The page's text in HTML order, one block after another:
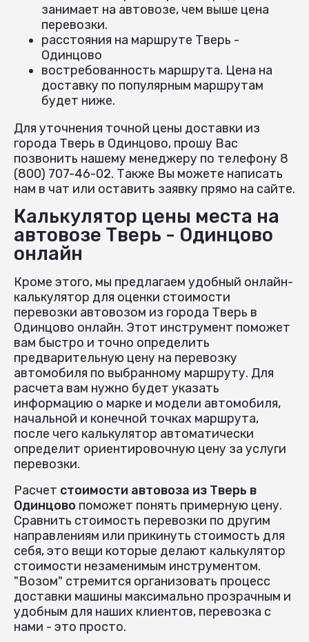
занимает на автовозе, чем выше цена
перевозки.
расстояния на маршруте Тверь -
Одинцово
востребованность маршрута. Цена на
доставку по популярным маршрутам
будет ниже.
Для уточнения точной цены доставки из
города Тверь в Одинцово, прошу Вас
позвонить нашему менеджеру по телефону 8
(800) 707-46-02. Также Вы можете написать
нам в чат или оставить заявку прямо на сайте.
Калькулятор цены места на
автовозе Тверь - Одинцово
онлайн
Кроме этого, мы предлагаем удобный онлайн-
калькулятор для оценки стоимости
перевозки автовозом из города Тверь в
Одинцово онлайн. Этот инструмент поможет
вам быстро и точно определить
предварительную цену на перевозку
автомобиля по выбранному маршруту. Для
расчета вам нужно будет указать
информацию о марке и модели автомобиля,
начальной и конечной точках маршрута,
после чего калькулятор автоматически
определит ориентировочную цену за услуги
перевозки.
Расчет стоимости автовоза из Тверь в
Одинцово поможет понять примерную цену.
Сравнить стоимость перевозки по другим
направлениям или прикинуть стоимость для
себя, это вещи которые делают калькулятор
стоимости незаменимым инструментом.
"Возом" стремится организовать процесс
доставки машины максимально прозрачным и
удобным для наших клиентов, перевозка с
нами - это просто.